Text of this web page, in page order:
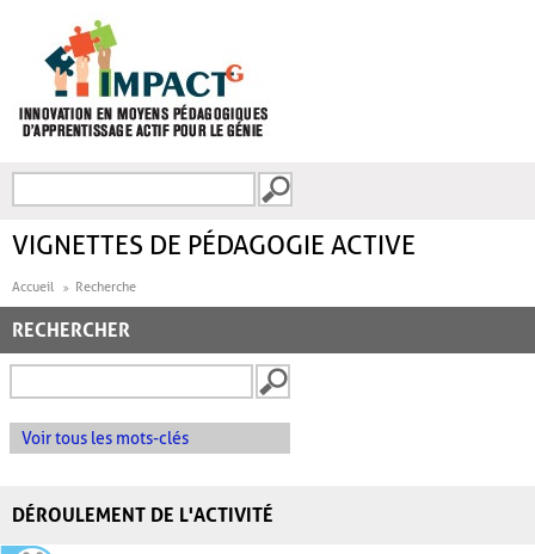
FORMULAIRE DE
VIGNETTES DE PÉDAGOGIE ACTIVE
Accueil Recherche
RECHERCHER
Voir tous les mots-clés
DÉROULEMENT DE L'ACTIVITÉ